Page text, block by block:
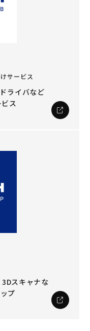
サービス
ライバなど
ス
スキャナな
プ